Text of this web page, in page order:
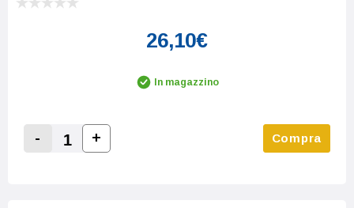
26,10€
In magazzino
Decrease Quantity:
-
Increase Quantity:
+ Compra